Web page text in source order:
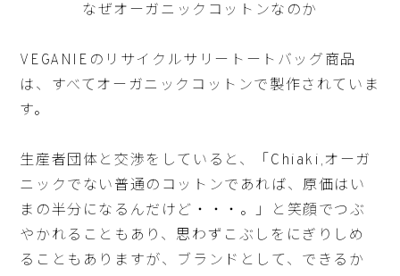
なぜオーガニックコットンなのか
VEGANIEのリサイクルサリートートバッグ商品
は、すべてオーガニックコットンで製作されていま
す。
生産者団体と交渉をしていると、「Chiaki,オーガ
ニックでない普通のコットンであれば、原価はい
まの半分になるんだけど・・・。」と笑顔でつぶ
やかれることもあり、思わずこぶしをにぎりしめ
ることもありますが、ブランドとして、できるか